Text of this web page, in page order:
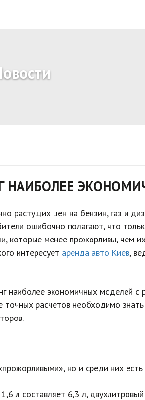
НАИБОЛЕЕ
растущих цен на бензин, газ и
ошибочно полагают, что
которые менее прожорливы, чем
интересует аренда авто Киев,
экономичных моделей с
расчетов необходимо
но и среди них
л составляет 6,3 л,